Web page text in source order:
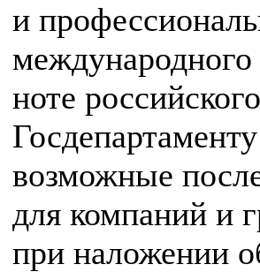
и
ноте
возможные
для компаний
при наложении